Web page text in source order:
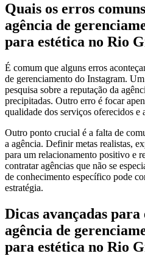
Quais os erros
agência de
para estética no Rio
É comum que alguns erros
de gerenciamento do Instagram.
pesquisa sobre a reputação da
precipitadas. Outro erro é focar
qualidade dos serviços oferecidos e
Outro ponto crucial é a falta de
a agência. Definir metas realistas,
para um relacionamento positivo e
contratar agências que não se
de conhecimento específico pode
estratégia.
Dicas avançadas
agência de
para estética no Rio